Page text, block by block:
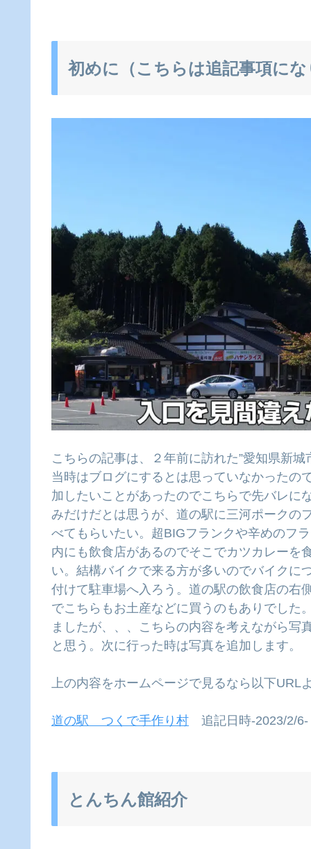
初めに（こちらは追記事項に
こちらの記事は、２年前に訪れた”愛知県新
当時はブログにするとは思っていなかったの
加したいことがあったのでこちらで先バレに
みだけだとは思うが、道の駅に三河ポークの
べてもらいたい。超BIGフランクや辛めのフ
内にも飲食店があるのでそこでカツカレー
い。結構バイクで来る方が多いのでバイクに
付けて駐車場へ入ろう。道の駅の飲食店の右
でこちらもお土産などに買うのもありでした
ましたが、、、こちらの内容を考えながら
と思う。次に行った時は写真を追加します。
上の内容をホームページで見るなら以下URL
道の駅 つくで手作り村 追記日時-2023/2/6-
とんちん館紹介